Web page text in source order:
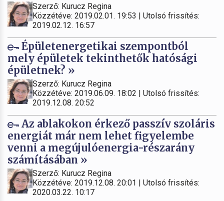
Szerző: Kurucz Regina
Közzétéve: 2019.02.01. 19:53 | Utolsó frissítés:
2019.02.12. 16:57
Épületenergetikai szempontból
mely épületek tekinthetők hatósági
épületnek? »
Szerző: Kurucz Regina
Közzétéve: 2019.06.09. 18:02 | Utolsó frissítés:
2019.12.08. 20:52
Az ablakokon érkező passzív szoláris
energiát már nem lehet figyelembe
venni a megújulóenergia-részarány
számításában »
Szerző: Kurucz Regina
Közzétéve: 2019.12.08. 20:01 | Utolsó frissítés:
2020.03.22. 10:17